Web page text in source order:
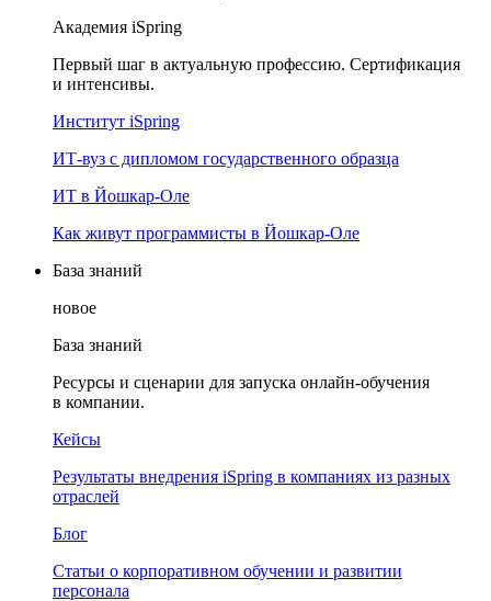
Академия iSpring
Первый шаг в актуальную профессию. Сертификация
и интенсивы.
Институт iSpring
ИТ-вуз с дипломом государственного образца
ИТ в Йошкар-Оле
Как живут программисты в Йошкар‑Оле
База знаний
новое
База знаний
Ресурсы и сценарии для запуска онлайн-обучения
в компании.
Кейсы
Результаты внедрения iSpring в компаниях из разных
отраслей
Блог
Статьи о корпоративном обучении и развитии
персонала